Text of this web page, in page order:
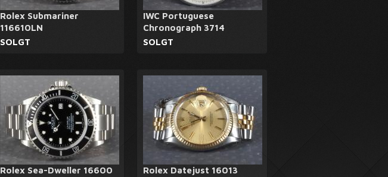
Rolex Submariner
116610LN
SOLGT
IWC Portuguese
Chronograph 3714
SOLGT
Rolex Sea-Dweller 16600 Rolex Datejust 16013